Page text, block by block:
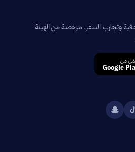
وتجارب السفر. مرخصة من الهيئة
من
Google